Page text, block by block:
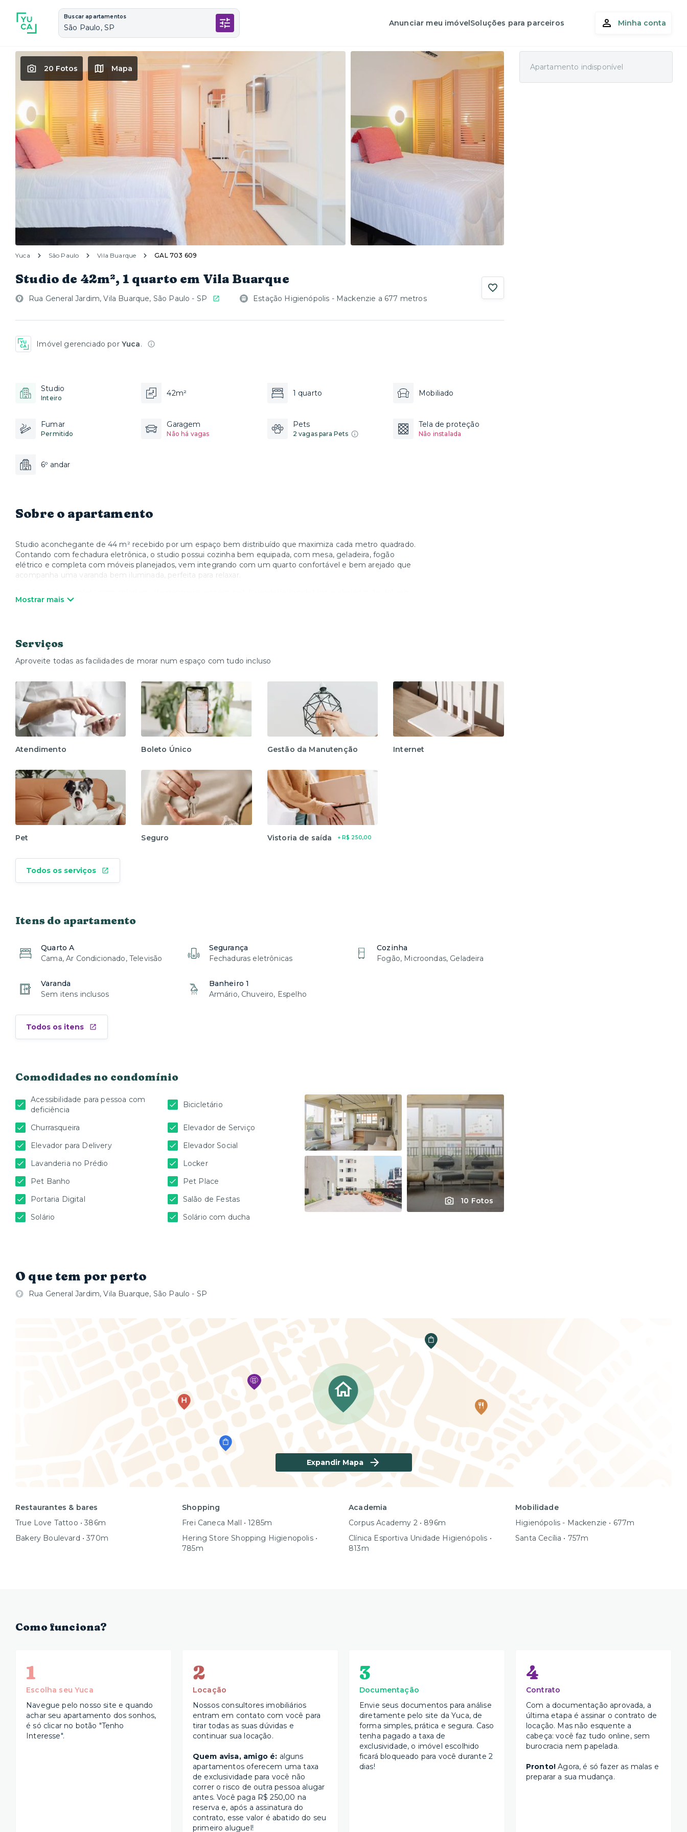
Buscar apartamentos
São Paulo, SP Anunciar meu imóvelSoluções para parceiros Minha conta
20 Fotos Mapa
Yuca São Paulo Vila Buarque GAL 703 609
Studio de 42m², 1 quarto em Vila Buarque
Rua General Jardim, Vila Buarque, São Paulo - SP Estação Higienópolis - Mackenzie a 677 metros
Imóvel gerenciado por Yuca.
Studio
Inteiro
42m² 1 quarto Mobiliado
Fumar
Permitido
Garagem
Não há vagas
Pets
2 vagas para Pets
Tela de proteção
Não instalada
6º andar
Sobre o apartamento
Studio aconchegante de 44 m² recebido por um espaço bem distribuído que maximiza cada metro quadrado.
Contando com fechadura eletrônica, o studio possui cozinha bem equipada, com mesa, geladeira, fogão
elétrico e completa com móveis planejados, vem integrando com um quarto confortável e bem arejado que
acompanha uma varanda bem iluminada, perfeita para relaxar.
não necessitando descer para receber, além de portaria digital, locker e acessibilidade para pessoas com
cafés, restaurantes e boutiques, além de estar perto de parques e transporte público na porta, estando a 6
minutos do metrô Mackenzie. Perfeito para quem busca uma vida urbana cheia de conveniências e charme.
Mostrar mais
Serviços
Aproveite todas as facilidades de morar num espaço com tudo incluso
Atendimento Boleto Único Gestão da Manutenção Internet
Pet Seguro Vistoria de saída + R$ 250,00
Todos os serviços
Itens do apartamento
Quarto A
Cama, Ar Condicionado, Televisão
Segurança
Fechaduras eletrônicas
Cozinha
Fogão, Microondas, Geladeira
Varanda
Sem itens inclusos
Banheiro 1
Armário, Chuveiro, Espelho
Todos os itens
Comodidades no condomínio
Acessibilidade para pessoa com
deficiência
Bicicletário
Churrasqueira
Elevador de Serviço
Elevador para Delivery
Elevador Social
Lavanderia no Prédio
Locker
Pet Banho
Pet Place
Portaria Digital
Salão de Festas
Solário
Solário com ducha
10 Fotos
Apartamento indisponível
O que tem por perto
Rua General Jardim, Vila Buarque, São Paulo - SP
Expandir Mapa
Restaurantes & bares
True Love Tattoo • 386m
Bakery Boulevard • 370m
Shopping
Frei Caneca Mall • 1285m
Hering Store Shopping Higienopolis •
785m
Academia
Corpus Academy 2 • 896m
Clínica Esportiva Unidade Higienópolis •
813m
Mobilidade
Higienópolis - Mackenzie • 677m
Santa Cecília • 757m
Como funciona?
1
Escolha seu Yuca
Navegue pelo nosso site e quando
achar seu apartamento dos sonhos,
é só clicar no botão "Tenho
Interesse".
2
Locação
Nossos consultores imobiliários
entram em contato com você para
tirar todas as suas dúvidas e
continuar sua locação.
Quem avisa, amigo é: alguns
apartamentos oferecem uma taxa
de exclusividade para você não
correr o risco de outra pessoa alugar
antes. Você paga R$ 250,00 na
reserva e, após a assinatura do
contrato, esse valor é abatido do seu
primeiro aluguel!
3
Documentação
Envie seus documentos para análise
diretamente pelo site da Yuca, de
forma simples, prática e segura. Caso
tenha pagado a taxa de
exclusividade, o imóvel escolhido
ficará bloqueado para você durante 2
dias!
4
Contrato
Com a documentação aprovada, a
última etapa é assinar o contrato de
locação. Mas não esquente a
cabeça: você faz tudo online, sem
burocracia nem papelada.
Pronto! Agora, é só fazer as malas e
preparar a sua mudança.